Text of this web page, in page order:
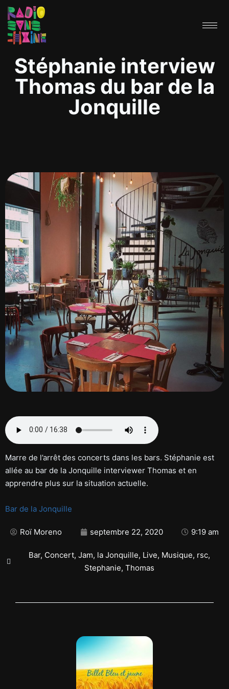
Stéphanie interview
Thomas du bar de la
Jonquille
Marre de l’arrêt des concerts dans les bars. Stéphanie est
allée au bar de la Jonquille interviewer Thomas et en
apprendre plus sur la situation actuelle.
Bar de la Jonquille
Roï Moreno septembre 22, 2020 9:19 am
Bar, Concert, Jam, la Jonquille, Live, Musique, rsc,
Stephanie, Thomas